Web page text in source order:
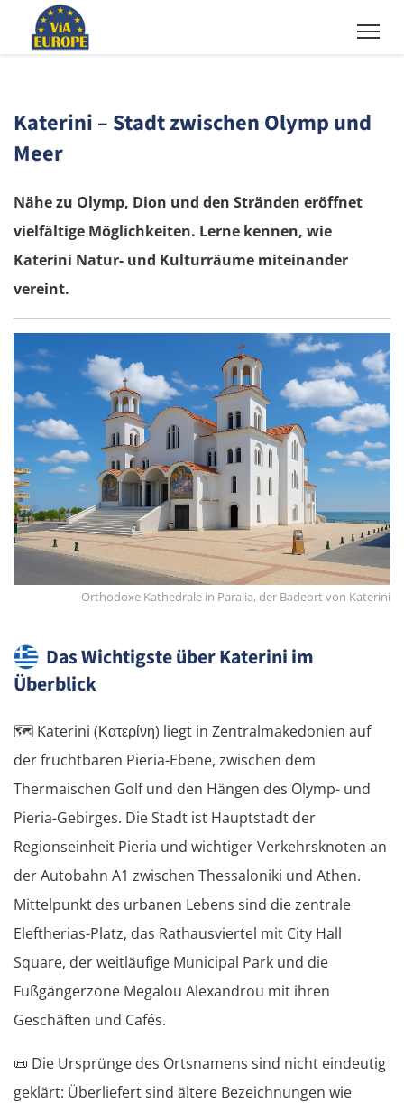
Katerini – Stadt zwischen Olymp und
Meer
Nähe zu Olymp, Dion und den Stränden eröffnet
vielfältige Möglichkeiten. Lerne kennen, wie
Katerini Natur- und Kulturräume miteinander
vereint.
Orthodoxe Kathedrale in Paralia, der Badeort von Katerini
Das Wichtigste über Katerini im
Überblick
🗺️ Katerini (Κατερίνη) liegt in Zentralmakedonien auf
der fruchtbaren Pieria-Ebene, zwischen dem
Thermaischen Golf und den Hängen des Olymp- und
Pieria-Gebirges. Die Stadt ist Hauptstadt der
Regionseinheit Pieria und wichtiger Verkehrsknoten an
der Autobahn A1 zwischen Thessaloniki und Athen.
Mittelpunkt des urbanen Lebens sind die zentrale
Eleftherias-Platz, das Rathausviertel mit City Hall
Square, der weitläufige Municipal Park und die
Fußgängerzone Megalou Alexandrou mit ihren
Geschäften und Cafés.
📜 Die Ursprünge des Ortsnamens sind nicht eindeutig
geklärt: Überliefert sind ältere Bezeichnungen wie